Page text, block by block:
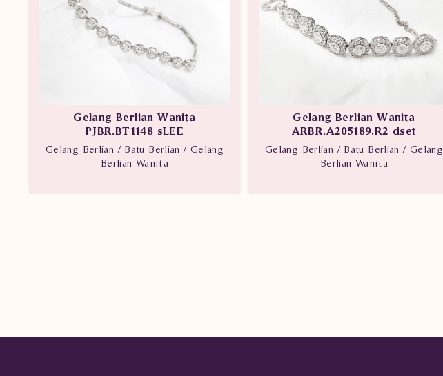
Gelang Berlian Wanita
PJBR.BT1148 sLEE
Gelang Berlian / Batu Berlian / Gelang
Berlian Wanita
Gelang Berlian Wanita
ARBR.A205189.R2 dset
Gelang Berlian / Batu Berlian / Gelang
Berlian Wanita